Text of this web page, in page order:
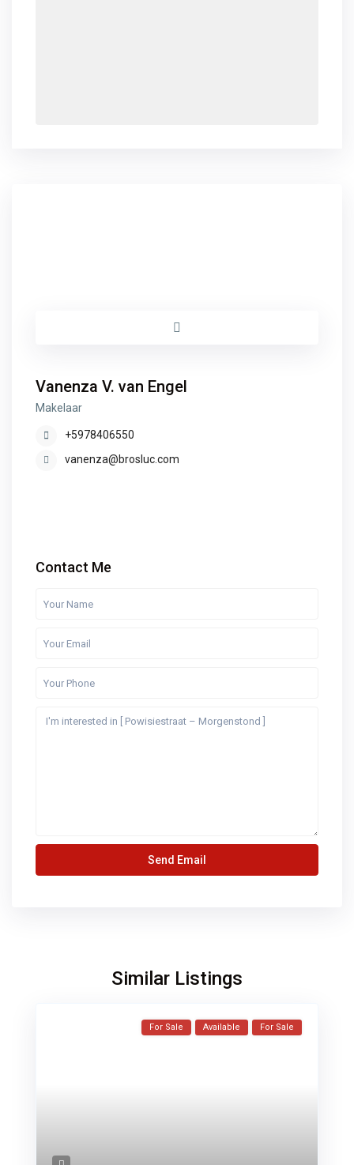
Vanenza V. van Engel
Makelaar
+5978406550
vanenza@brosluc.com
Contact Me
Similar Listings
For Sale Available For Sale